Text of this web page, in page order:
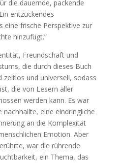
die dauernde, packende
entzückendes
eine frische Perspektive zur
hinzufügt.”
Freundschaft und
die durch dieses Buch
zeitlos und universell, sodass
die von Lesern aller
werden kann. Es war
nachhallte, eine eindringliche
an die Komplexität
Emotion. Aber
war die rührende
ein Thema, das